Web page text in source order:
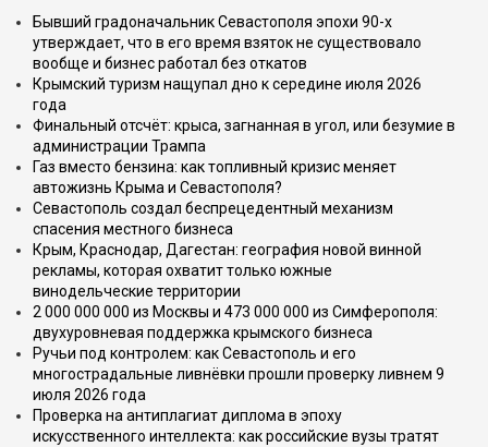
Бывший градоначальник Севастополя эпохи 90-х
утверждает, что в его время взяток не существовало
вообще и бизнес работал без откатов
Крымский туризм нащупал дно к середине июля 2026
года
Финальный отсчёт: крыса, загнанная в угол, или безумие в
администрации Трампа
Газ вместо бензина: как топливный кризис меняет
автожизнь Крыма и Севастополя?
Севастополь создал беспрецедентный механизм
спасения местного бизнеса
Крым, Краснодар, Дагестан: география новой винной
рекламы, которая охватит только южные
винодельческие территории
2 000 000 000 из Москвы и 473 000 000 из Симферополя:
двухуровневая поддержка крымского бизнеса
Ручьи под контролем: как Севастополь и его
многострадальные ливнёвки прошли проверку ливнем 9
июля 2026 года
Проверка на антиплагиат диплома в эпоху
искусственного интеллекта: как российские вузы тратят